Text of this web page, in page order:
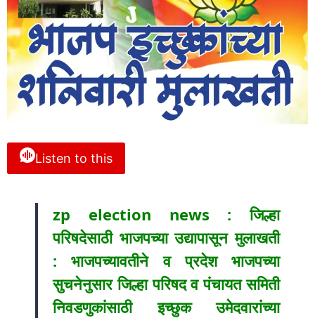
Listen to this
zp election news : जिल्हा
परिषदेसाठी भाजपच्या उद्यापासून मुलाखती
: भाजपच्यावतीने व प्रदेश भाजपच्या
सुचनेनुसार जिल्हा परिषद व पंचायत समिती
निवडणुकांसाठी इच्छुक उमेदवारांच्या